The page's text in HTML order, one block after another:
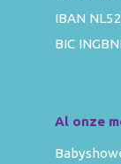
IBAN
BIC
Al onze